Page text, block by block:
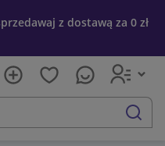
z dostawą za 0 zł
szukaj